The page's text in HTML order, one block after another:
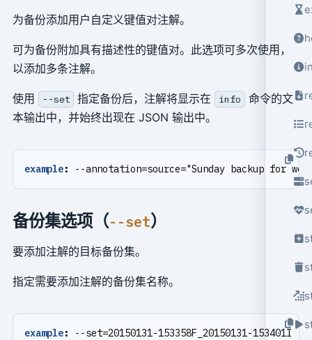
为备份添加用户自定义键值对注解。
可为备份附加具有描述性的键值对。此选项可多次使用，
以添加多条注解。
使用 --set 指定备份后，注解将显示在 info
命令的文
本输出中，并始终出现在 JSON 输出中。
example: --annotation=source="Sunday backup for
备份集选项（--set）
要添加注解的目标备份集。
指定需要添加注解的备份集名称。
example: --set=20150131-153358F_20150131-153401I